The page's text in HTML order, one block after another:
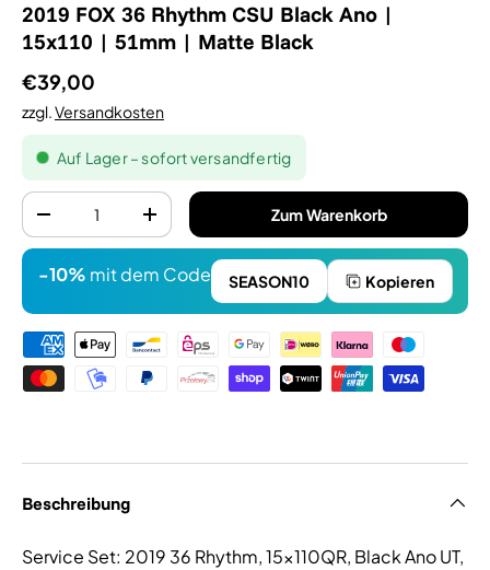
2019 FOX 36 Rhythm CSU Black Ano |
15x110 | 51mm | Matte Black
€39,00
zzgl.Versandkosten
Auf Lager – sofort versandfertig
Anzahl
-
+ Zum Warenkorb
-10% mit dem Code SEASON10 Kopieren
Zahlungsmethoden
Beschreibung
Service Set: 2019 36 Rhythm, 15x110QR, Black Ano UT,